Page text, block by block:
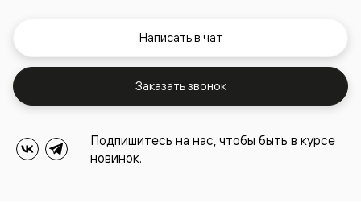
Написать в чат
Заказать звонок
Подпишитесь на нас, чтобы быть в курсе
новинок.